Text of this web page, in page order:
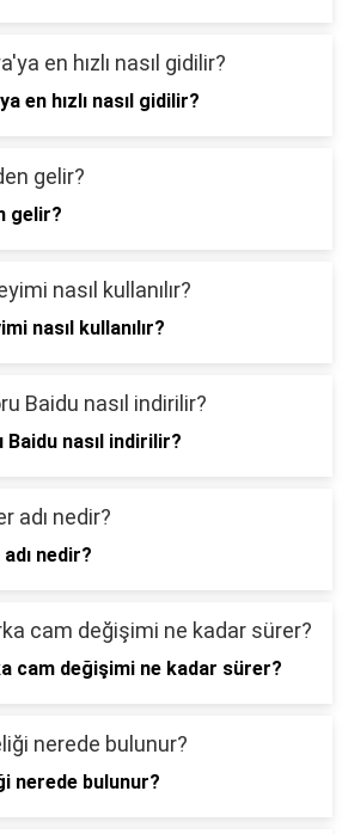
en hızlı nasıl gidilir?
gelir?
nasıl kullanılır?
nasıl indirilir?
nedir?
cam değişimi ne kadar sürer?
nerede bulunur?